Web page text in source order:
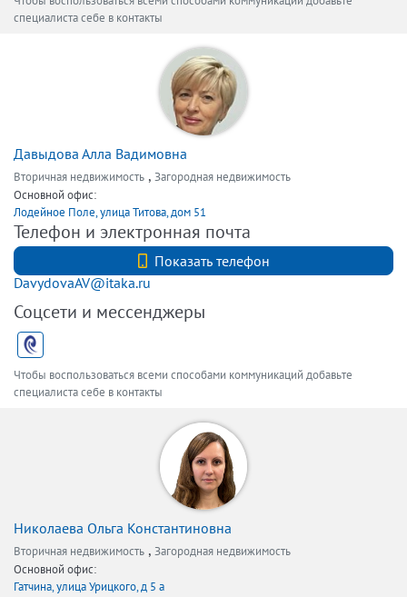
специалиста себе в контакты
Давыдова Алла Вадимовна
Вторичная недвижимость , Загородная недвижимость
Основной офис:
Лодейное Поле, улица Титова, дом 51
Телефон и электронная почта
Показать телефон
DavydovaAV@itaka.ru
Соцсети и мессенджеры
Чтобы воспользоваться всеми способами коммуникаций добавьте
специалиста себе в контакты
Николаева Ольга Константиновна
Вторичная недвижимость , Загородная недвижимость
Основной офис:
Гатчина, улица Урицкого, д 5 а